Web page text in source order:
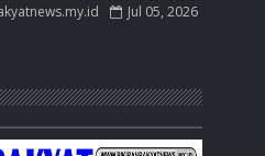
Jul 05, 2026